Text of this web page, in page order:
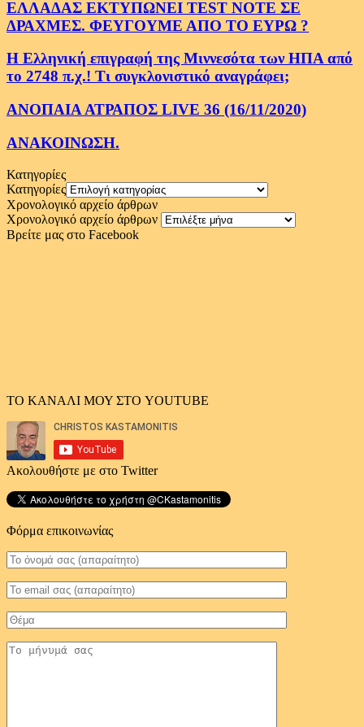
ΕΛΛΑΔΑΣ ΕΚΤΥΠΩΝΕΙ TEST NOTE ΣΕ
ΔΡΑΧΜΕΣ. ΦΕΥΓΟΥΜΕ ΑΠΟ ΤΟ ΕΥΡΩ ?
Η Ελληνική επιγραφή της Μιννεσότα των ΗΠΑ από
το 2748 π.χ.! Τι συγκλονιστικό αναγράφει;
ΑΝΟΠΑΙΑ ΑΤΡΑΠΟΣ LIVE 36 (16/11/2020)
ΑΝΑΚΟΙΝΩΣΗ.
Κατηγορίες
Κατηγορίες
Χρονολογικό αρχείο άρθρων
Χρονολογικό αρχείο άρθρων
Βρείτε μας στο Facebook
ΤΟ ΚΑΝΑΛΙ ΜΟΥ ΣΤΟ YOUTUBE
Ακολουθήστε με στο Twitter
Φόρμα επικοινωνίας